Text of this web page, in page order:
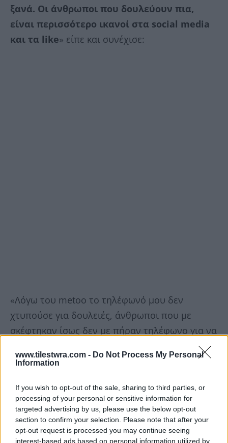
www.tilestwra.com - Do Not Process My Personal
Information
If you wish to opt-out of the sale, sharing to third parties, or
processing of your personal or sensitive information for
targeted advertising by us, please use the below opt-out
section to confirm your selection. Please note that after your
opt-out request is processed you may continue seeing
interest-based ads based on personal information utilized by
ξανά. Οι άνθρωποι που δουλεύουν πια,
είναι περισσότερο ικανοί στα social media
και τα like» είπε και συνέχισε:
«Λόγω του metoo το τηλέφωνό μου δεν
χτυπούσε για δουλειές, άνθρωποι που με
σκέφτηκαν ίσως δεν με πήραν τηλέφωνο για να
υποκριτική. Πλέον βρίσκομαι σε έναν ωραίο
χώρο στο κέντρο της Αθήνας και δουλεύω στην
υποδοχή».